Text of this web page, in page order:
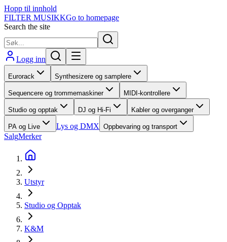
Hopp til innhold
FILTER MUSIKKGo to homepage
Search the site
Logg inn
Eurorack Synthesizere og samplere
Sequencere og trommemaskiner MIDI-kontrollere
Studio og opptak DJ og Hi-Fi Kabler og overganger
PA og Live Lys og DMX Oppbevaring og transport
SalgMerker
Utstyr
Studio og Opptak
K&M